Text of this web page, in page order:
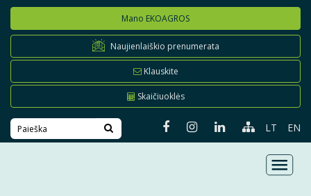
Mano EKOAGROS
Naujienlaiškio prenumerata
Klauskite
Skaičiuoklės
LT EN